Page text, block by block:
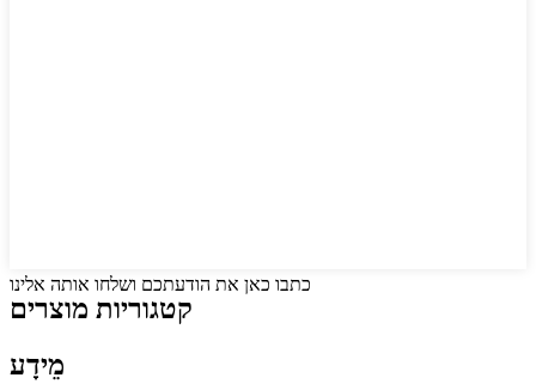
כתבו כאן את הודעתכם ושלחו אותה אלינו
קטגוריות מוצרים
מֵידָע